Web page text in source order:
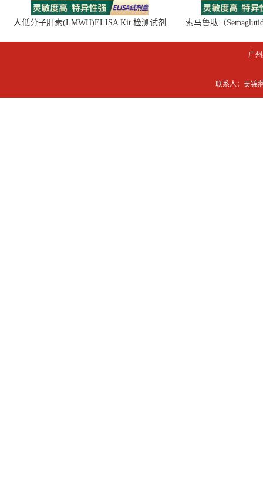
人低分子肝素(LMWH)ELISA Kit 检测试剂
索马鲁肽（
广
联系人：吴锦